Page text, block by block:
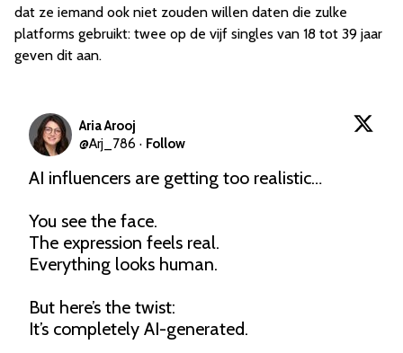
dat ze iemand ook niet zouden willen daten die zulke
platforms gebruikt: twee op de vijf singles van 18 tot 39 jaar
geven dit aan.
Aria Arooj
@Arj_786 · Follow
AI influencers are getting too realistic…
You see the face.
The expression feels real.
Everything looks human.
But here’s the twist:
It’s completely AI-generated.